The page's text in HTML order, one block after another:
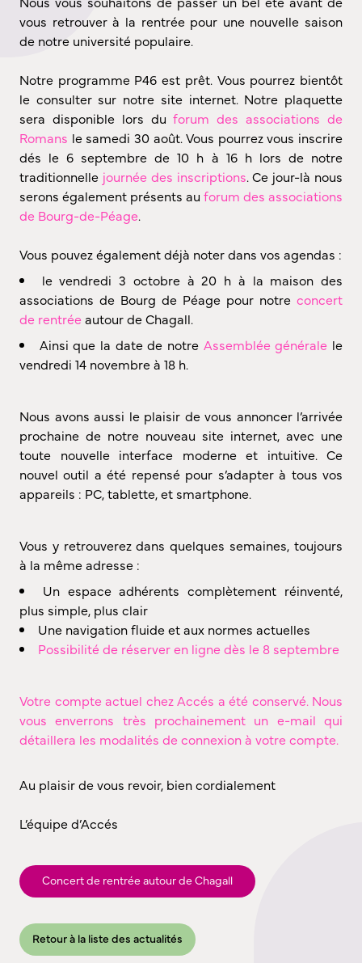
vous retrouver à la rentrée pour une nouvelle saison
de notre université populaire.
Notre programme P46 est prêt. Vous pourrez bientôt
le consulter sur notre site internet. Notre plaquette
sera disponible lors duforum des associations de
Romans le samedi 30 août. Vous pourrez vous inscrire
dés le 6 septembre de 10 h à 16 h lors de notre
traditionnelle journée des inscriptions. Ce jour-là nous
serons également présents au forum des associations
de Bourg-de-Péage.
Vous pouvez également déjà noter dans vos agendas :
le vendredi 3 octobre à 20 h à la maison des
associations de Bourg de Péage pour notre concert
de rentréeautour de Chagall.
Ainsi que la date de notre Assemblée générale le
vendredi 14 novembre à 18 h.
Nous avons aussi le plaisir de vous annoncer l’arrivée
prochaine de notre nouveau site internet, avec une
toute nouvelle interface moderne et intuitive. Ce
nouvel outil a été repensé pour s’adapter à tous vos
appareils : PC, tablette, et smartphone.
Vous y retrouverez dans quelques semaines, toujours
à la même adresse :
Un espace adhérents complètement réinventé,
plus simple, plus clair
Une navigation fluide et aux normes actuelles
Possibilité de réserver en ligne dès le 8 septembre
Votre compte actuel chez Accés a été conservé. Nous
vous enverrons très prochainement un e-mail qui
détaillera les modalités de connexion à votre compte.
Au plaisir de vous revoir, bien cordialement
L’équipe d’Accés
Concert de rentrée autour de Chagall
Retour à la liste des actualités